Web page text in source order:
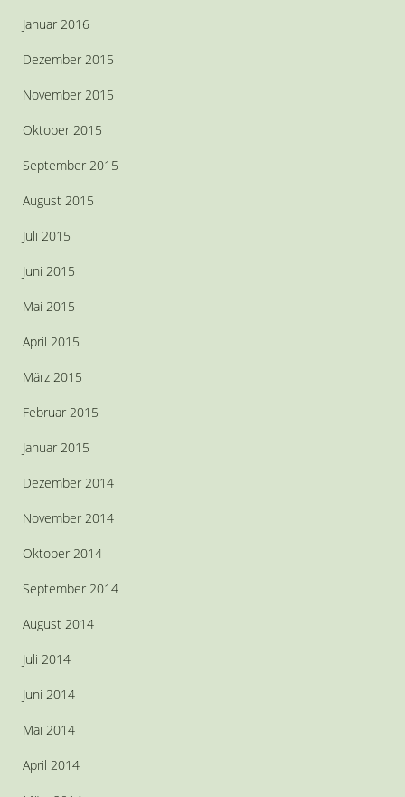
Januar 2016
Dezember 2015
November 2015
Oktober 2015
September 2015
August 2015
Juli 2015
Juni 2015
Mai 2015
April 2015
März 2015
Februar 2015
Januar 2015
Dezember 2014
November 2014
Oktober 2014
September 2014
August 2014
Juli 2014
Juni 2014
Mai 2014
April 2014